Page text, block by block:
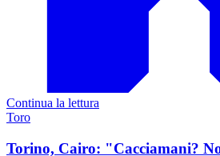
Continua la lettura
Toro
Torino, Cairo: "Cacciamani?